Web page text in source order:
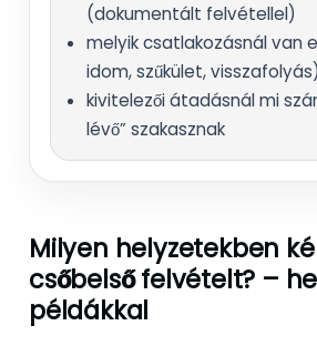
(dokumentált felvétellel)
melyik csatlakozásnál van
idom, szűkület, visszafolyás)
kivitelezői átadásnál mi
lévő” szakasznak
Milyen helyzetekben
csőbelső felvételt? –
példákkal